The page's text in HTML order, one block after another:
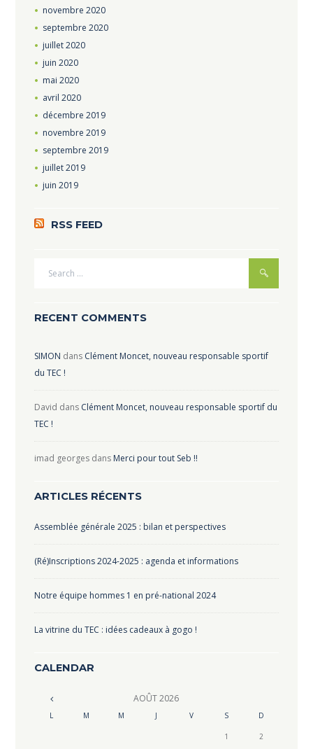
novembre 2020
septembre 2020
juillet2020
juin 2020
mai 2020
avril 2020
décembre 2019
novembre 2019
septembre 2019
juillet2019
juin 2019
RSS FEED
RECENT COMMENTS
SIMON dans Clément Moncet, nouveau responsable sportif
du TEC !
David dans Clément Moncet, nouveau responsable sportif du
TEC !
imad georgesdans Merci pour tout Seb !!
ARTICLES RÉCENTS
Assemblée générale 2025 : bilan et perspectives
(Ré)Inscriptions 2024-2025 : agenda et informations
Notre équipe hommes 1 en pré-national 2024
La vitrine du TEC : idées cadeaux à gogo !
CALENDAR
AOÛT2026
L M M J V S D
1 2